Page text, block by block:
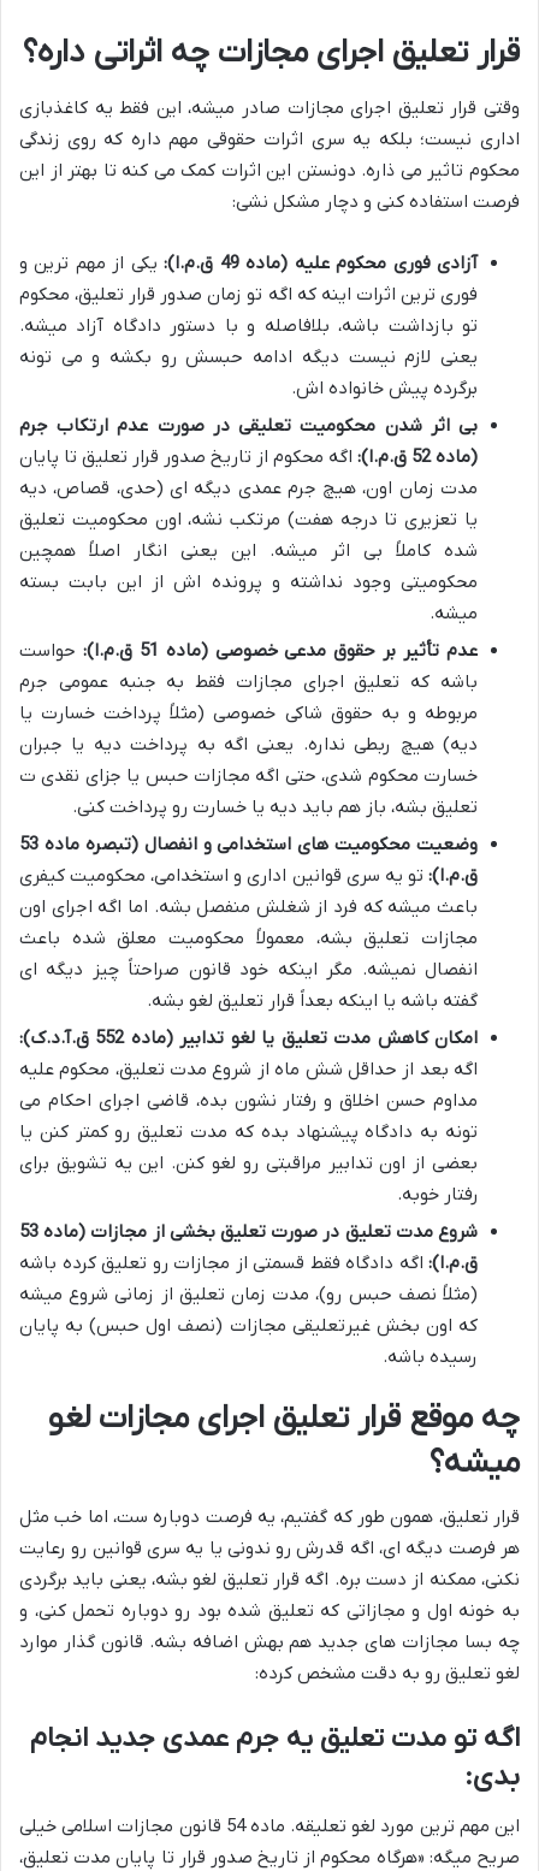
قرار تعلیق اجرای مجازات چه اثراتی داره؟
وقتی قرار تعلیق اجرای مجازات صادر میشه، این فقط یه کاغذبازی
اداری نیست؛ بلکه یه سری اثرات حقوقی مهم داره که روی زندگی
محکوم تاثیر می ذاره. دونستن این اثرات کمک می کنه تا بهتر از این
فرصت استفاده کنی و دچار مشکل نشی:
آزادی فوری محکوم علیه (ماده 49 ق.م.ا):
یکی از مهم ترین و
فوری ترین اثرات اینه که اگه تو زمان صدور قرار تعلیق، محکوم
تو بازداشت باشه، بلافاصله و با دستور دادگاه آزاد میشه.
یعنی لازم نیست دیگه ادامه حبسش رو بکشه و می تونه
برگرده پیش خانواده اش.
بی اثر شدن محکومیت تعلیقی در صورت عدم ارتکاب جرم
(ماده 52 ق.م.ا):
اگه محکوم از تاریخ صدور قرار تعلیق تا پایان
مدت زمان اون، هیچ جرم عمدی دیگه ای (حدی، قصاص، دیه
یا تعزیری تا درجه هفت) مرتکب نشه، اون محکومیت تعلیق
شده کاملاً بی اثر میشه. این یعنی انگار اصلاً همچین
محکومیتی وجود نداشته و پرونده اش از این بابت بسته
میشه.
عدم تأثیر بر حقوق مدعی خصوصی (ماده 51 ق.م.ا):
حواست
باشه که تعلیق اجرای مجازات فقط به جنبه عمومی جرم
مربوطه و به حقوق شاکی خصوصی (مثلاً پرداخت خسارت یا
دیه) هیچ ربطی نداره. یعنی اگه به پرداخت دیه یا جبران
خسارت محکوم شدی، حتی اگه مجازات حبس یا جزای نقدی ت
تعلیق بشه، باز هم باید دیه یا خسارت رو پرداخت کنی.
وضعیت محکومیت های استخدامی و انفصال (تبصره ماده 53
ق.م.ا): تو یه سری قوانین اداری و استخدامی، محکومیت کیفری
باعث میشه که فرد از شغلش منفصل بشه. اما اگه اجرای اون
مجازات تعلیق بشه، معمولاً محکومیت معلق شده باعث
انفصال نمیشه. مگر اینکه خود قانون صراحتاً چیز دیگه ای
گفته باشه یا اینکه بعداً قرار تعلیق لغو بشه.
امکان کاهش مدت تعلیق یا لغو تدابیر (ماده 552 ق.آ.د.ک):
اگه بعد از حداقل شش ماه از شروع مدت تعلیق، محکوم علیه
مداوم حسن اخلاق و رفتار نشون بده، قاضی اجرای احکام می
تونه به دادگاه پیشنهاد بده که مدت تعلیق رو کمتر کنن یا
بعضی از اون تدابیر مراقبتی رو لغو کنن. این یه تشویق برای
رفتار خوبه.
شروع مدت تعلیق در صورت تعلیق بخشی از مجازات (ماده 53
ق.م.ا): اگه دادگاه فقط قسمتی از مجازات رو تعلیق کرده باشه
(مثلاً نصف حبس رو)، مدت زمان تعلیق از زمانی شروع میشه
که اون بخش غیرتعلیقی مجازات (نصف اول حبس) به پایان
رسیده باشه.
چه موقع قرار تعلیق اجرای مجازات لغو
میشه؟
قرار تعلیق، همون طور که گفتیم، یه فرصت دوباره ست، اما خب مثل
هر فرصت دیگه ای، اگه قدرش رو ندونی یا یه سری قوانین رو رعایت
نکنی، ممکنه از دست بره. اگه قرار تعلیق لغو بشه، یعنی باید برگردی
به خونه اول و مجازاتی که تعلیق شده بود رو دوباره تحمل کنی، و
چه بسا مجازات های جدید هم بهش اضافه بشه. قانون گذار موارد
لغو تعلیق رو به دقت مشخص کرده:
اگه تو مدت تعلیق یه جرم عمدی جدید انجام
بدی:
این مهم ترین مورد لغو تعلیقه. ماده 54 قانون مجازات اسلامی خیلی
صریح میگه: «هرگاه محکوم از تاریخ صدور قرار تا پایان مدت تعلیق،